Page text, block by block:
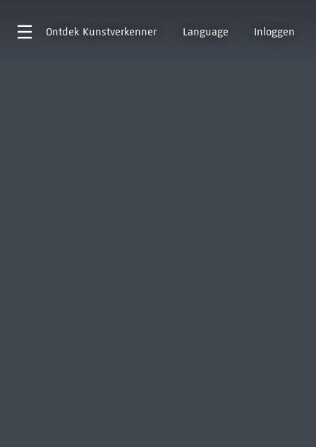
Ontdek Kunstverkenner Language Inloggen